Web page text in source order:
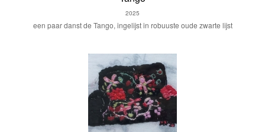
2025
een paar danst de Tango, ingelijst in robuuste oude zwarte lijst